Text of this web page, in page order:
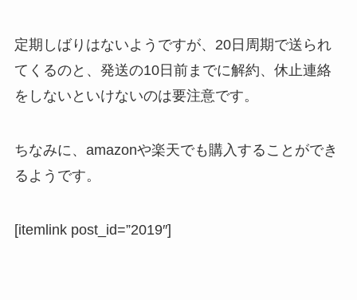
定期しばりはないようですが、20日周期で送られ
てくるのと、発送の10日前までに解約、休止連絡
をしないといけないのは要注意です。
ちなみに、amazonや楽天でも購入することができ
るようです。
[itemlink post_id=”2019″]